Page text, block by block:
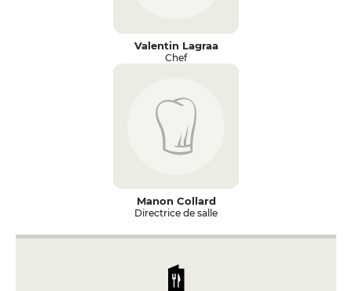
Valentin Lagraa
Chef
Manon Collard
Directrice de salle